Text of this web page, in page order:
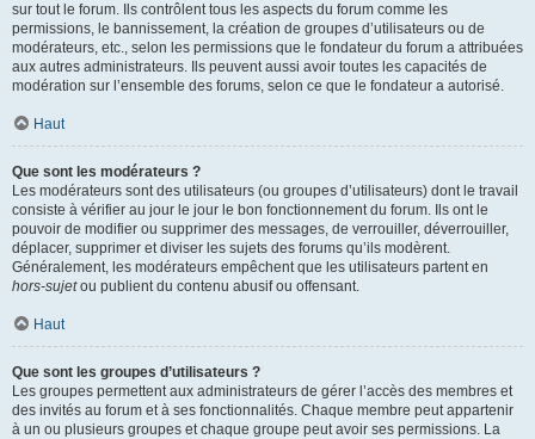
sur tout le forum. Ils contrôlent tous les aspects du forum comme les
permissions, le bannissement, la création de groupes d’utilisateurs ou de
modérateurs, etc., selon les permissions que le fondateur du forum a attribuées
aux autres administrateurs. Ils peuvent aussi avoir toutes les capacités de
modération sur l’ensemble des forums, selon ce que le fondateur a autorisé.
Haut
Que sont les modérateurs ?
Les modérateurs sont des utilisateurs (ou groupes d’utilisateurs) dont le travail
consiste à vérifier au jour le jour le bon fonctionnement du forum. Ils ont le
pouvoir de modifier ou supprimer des messages, de verrouiller, déverrouiller,
déplacer, supprimer et diviser les sujets des forums qu’ils modèrent.
Généralement, les modérateurs empêchent que les utilisateurs partent en
hors-sujetou publient du contenu abusif ou offensant.
Haut
Que sont les groupes d’utilisateurs ?
Les groupes permettent aux administrateurs de gérer l’accès des membres et
des invités au forum et à ses fonctionnalités. Chaque membre peut appartenir
à un ou plusieurs groupes et chaque groupe peut avoir ses permissions. La